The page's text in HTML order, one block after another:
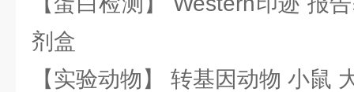
剂盒
【实验动物】 转基因动物 小鼠